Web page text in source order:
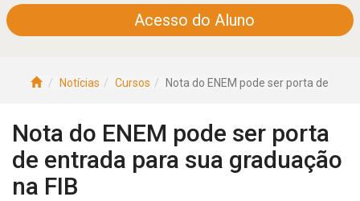
Acesso do Aluno
Notícias Cursos Nota do ENEM pode ser porta de
Nota do ENEM pode ser porta
de entrada para sua graduação
na FIB